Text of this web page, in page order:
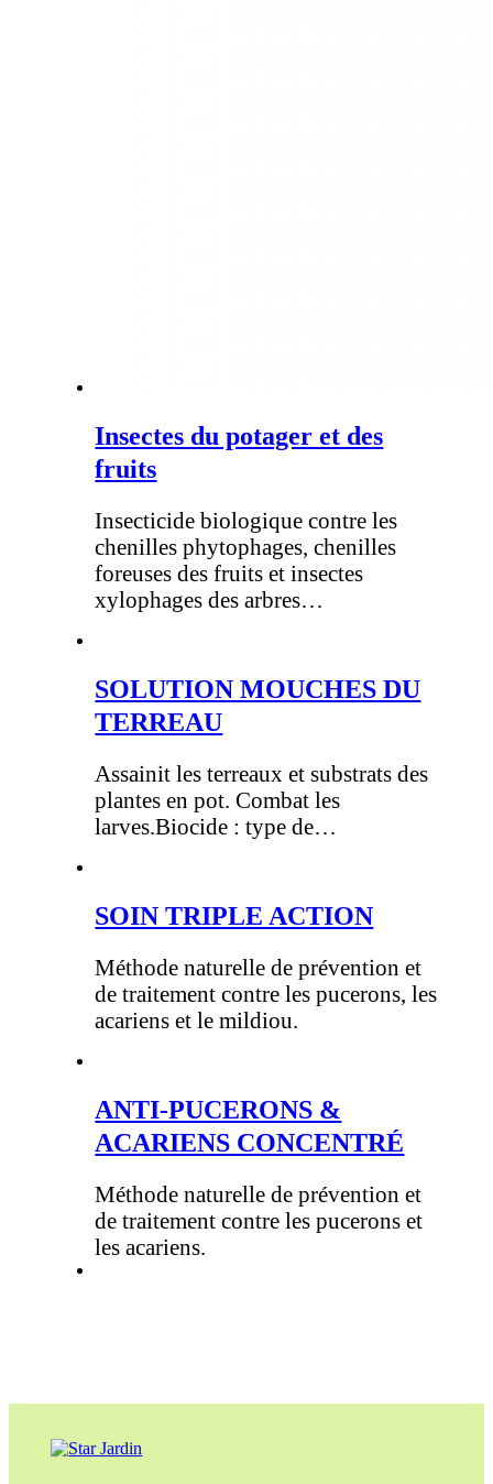
Insectes du potager et des
fruits
Insecticide biologique contre les
chenilles phytophages, chenilles
foreuses des fruits et insectes
xylophages des arbres…
SOLUTION MOUCHES DU
TERREAU
Assainit les terreaux et substrats des
plantes en pot. Combat les
larves.Biocide : type de…
SOIN TRIPLE ACTION
Méthode naturelle de prévention et
de traitement contre les pucerons, les
acariens et le mildiou.
ANTI-PUCERONS &
ACARIENS CONCENTRÉ
Méthode naturelle de prévention et
de traitement contre les pucerons et
les acariens.